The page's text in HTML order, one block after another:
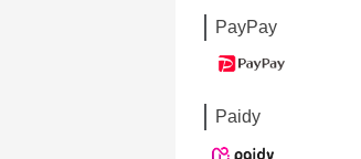
PayPay
Paidy